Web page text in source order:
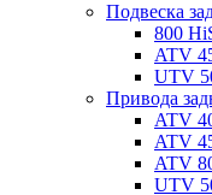
Подвеска
800
ATV
UTV
Привода
ATV
ATV
ATV
UTV